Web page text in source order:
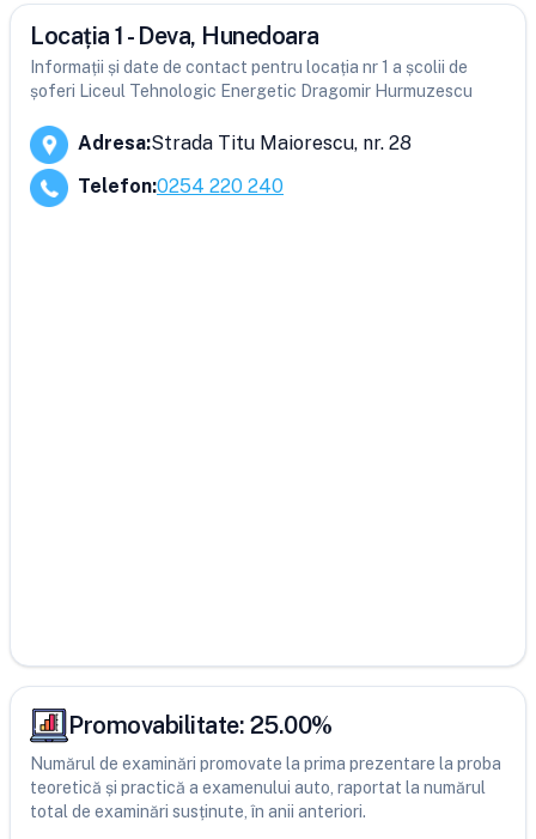
Locația 1 - Deva, Hunedoara
Informații și date de contact pentru locația nr 1 a școlii de
șoferi Liceul Tehnologic Energetic Dragomir Hurmuzescu
Adresa:Strada Titu Maiorescu, nr. 28
Telefon:0254 220 240
Promovabilitate: 25.00%
Numărul de examinări promovate la prima prezentare la proba
teoretică și practică a examenului auto, raportat la numărul
total de examinări susținute, în anii anteriori.